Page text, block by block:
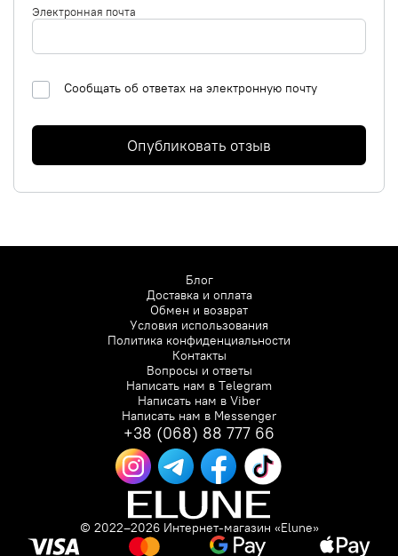
Электронная почта
Сообщать об ответах на электронную почту
Опубликовать отзыв
© 2022–2026 Интернет-магазин «Elune»
Блог
Доставка и оплата
Обмен и возврат
Условия использования
Политика конфиденциальности
Контакты
Вопросы и ответы
Написать нам в Telegram
Написать нам в Viber
Написать нам в Messenger
+38 (068) 88 777 66